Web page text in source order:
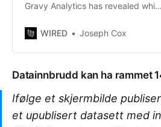
Gravy Analytics has revealed which
used to collect your information
WIRED Joseph Cox
Datainnbrudd kan ha rammet
Ifølge et skjermbilde
et upublisert datasett med